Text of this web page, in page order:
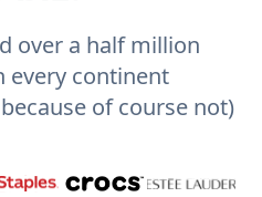
over a half million
every continent
of course not)